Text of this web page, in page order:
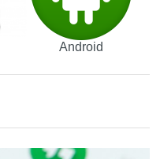
Android